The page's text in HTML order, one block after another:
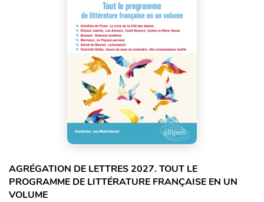
AGRÉGATION DE LETTRES 2027. TOUT LE
PROGRAMME DE LITTÉRATURE FRANÇAISE EN UN
VOLUME